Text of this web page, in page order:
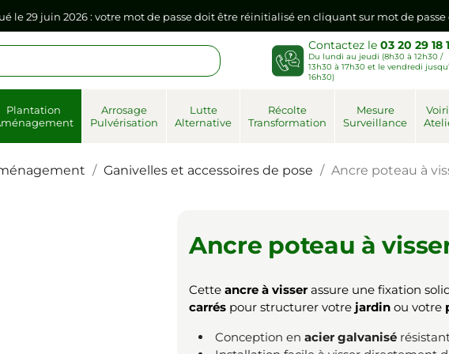
le 29 juin 2026 : votre mot de passe doit être réinitialisé en cliquant sur mot de passe
dans votre navigateur internet, il doit être réenregistré à la première connexion
le 29 juin 2026 : votre mot de passe doit être réinitialisé en cliquant sur mot de
Contactez le03 20 29 18
Du lundi au jeudi (8h30 à 12h30 /
13h30 à 17h30 et le vendredi
16h30)
Plantation
Arrosage
Pulvérisation
Lutte
Alternative
Récolte
Transformation
Mesure
Surveillance
Ganivelles et accessoires de pose Ancre poteau à
Ancre poteau à
Cette ancre à visserassure une fixation
carrés pour structurer votre jardin ou votre
Conception en acier galvanisé